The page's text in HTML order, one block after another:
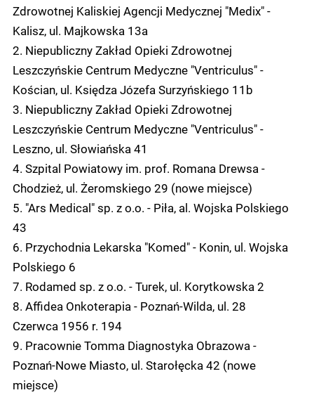
Zdrowotnej Kaliskiej Agencji Medycznej "Medix" -
Kalisz, ul. Majkowska 13a
2. Niepubliczny Zakład Opieki Zdrowotnej
Leszczyńskie Centrum Medyczne "Ventriculus" -
Kościan, ul. Księdza Józefa Surzyńskiego 11b
3. Niepubliczny Zakład Opieki Zdrowotnej
Leszczyńskie Centrum Medyczne "Ventriculus" -
Leszno, ul. Słowiańska 41
4. Szpital Powiatowy im. prof. Romana Drewsa -
Chodzież, ul. Żeromskiego 29 (nowe miejsce)
5. "Ars Medical" sp. z o.o. - Piła, al. Wojska Polskiego
43
6. Przychodnia Lekarska "Komed" - Konin, ul. Wojska
Polskiego 6
7. Rodamed sp. z o.o. - Turek, ul. Korytkowska 2
8. Affidea Onkoterapia - Poznań-Wilda, ul. 28
Czerwca 1956 r. 194
9. Pracownie Tomma Diagnostyka Obrazowa -
Poznań-Nowe Miasto, ul. Starołęcka 42 (nowe
miejsce)